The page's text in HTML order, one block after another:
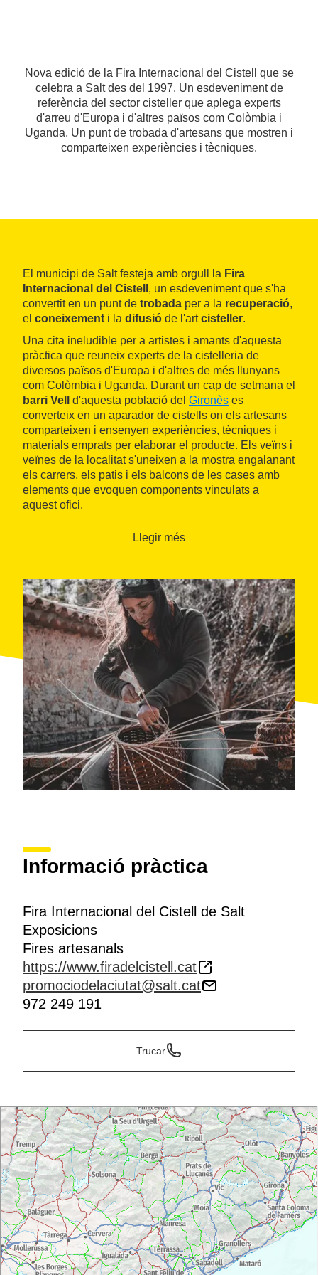
Nova edició de la Fira Internacional del Cistell que se
celebra a Salt des del 1997. Un esdeveniment de
referència del sector cisteller que aplega experts
d'arreu d'Europa i d'altres països com Colòmbia i
Uganda. Un punt de trobada d'artesans que mostren i
comparteixen experiències i tècniques.
El municipi de Salt festeja amb orgull la Fira
Internacional del Cistell , un esdeveniment que s'ha
convertit en un punt de trobada per a la recuperació,
el coneixement i la difusió de l'artcisteller.
Una cita ineludible per a artistes i amants d'aquesta
pràctica que reuneix experts de la cistelleria de
diversos països d'Europa i d'altres de més llunyans
com Colòmbia i Uganda. Durant un cap de setmana el
barri Vell
d'aquesta població del Gironès es
converteix en un aparador de cistells on els artesans
comparteixen i ensenyen experiències, tècniques i
materials emprats per elaborar el producte. Els veïns i
veïnes de la localitat s'uneixen a la mostra engalanant
els carrers, els patis i els balcons de les cases amb
elements que evoquen components vinculats a
aquest ofici.
Llegir més
Informació pràctica
Fira Internacional del Cistell de Salt
Exposicions
Fires artesanals
https://www.firadelcistell.cat
promociodelaciutat@salt.cat
972 249 191
Trucar